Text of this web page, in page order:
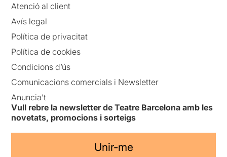
Atenció al client
Avís legal
Política de privacitat
Política de cookies
Condicions d’ús
Comunicacions comercials i Newsletter
Anuncia’t
Vull rebre la newsletter de Teatre Barcelona amb les
novetats, promocions i sorteigs
Unir-me